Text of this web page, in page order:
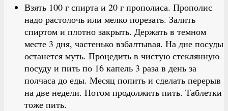
Взять 100 г спирта и 20 г прополиса. Прополис
надо растолочь или мелко порезать. Залить
спиртом и плотно закрыть. Держать в темном
месте 3 дня, частенько взбалтывая. На дне посуды
останется муть. Процедить в чистую стеклянную
посуду и пить по 16 капель 3 раза в день за
полчаса до еды. Месяц попить и сделать перерыв
на две недели. Потом продолжить пить. Таблетки
тоже пить.